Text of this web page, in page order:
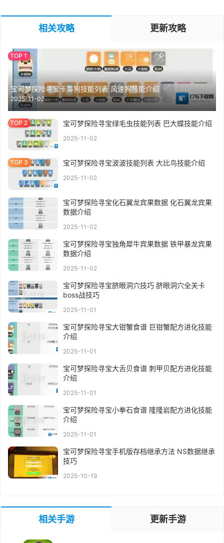
相关攻略 更新攻略
宝可梦探险寻宝卡蒂狗技能列表 风速狗技能介绍
2025-11-02
宝可梦探险寻宝绿毛虫技能列表 巴大蝶技能介绍
2025-11-02
宝可梦探险寻宝波波技能列表 大比鸟技能介绍
2025-11-02
宝可梦探险寻宝化石翼龙宾果数据 化石翼龙宾果
数据介绍
2025-11-02
宝可梦探险寻宝独角犀牛宾果数据 铁甲暴龙宾果
数据介绍
2025-11-02
宝可梦探险寻宝脐眼洞穴技巧 脐眼洞穴全关卡
boss战技巧
2025-11-01
宝可梦探险寻宝大钳蟹食谱 巨钳蟹配方进化技能
介绍
2025-11-01
宝可梦探险寻宝大舌贝食谱 刺甲贝配方进化技能
介绍
2025-11-01
宝可梦探险寻宝小拳石食谱 隆隆岩配方进化技能
介绍
2025-11-01
宝可梦探险寻宝手机版存档继承方法 NS数据继承
技巧
2025-10-19
相关手游 更新手游